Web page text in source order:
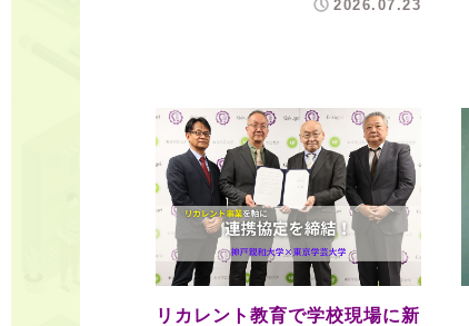
2026.07.23
リカレント教育で学校現場に新